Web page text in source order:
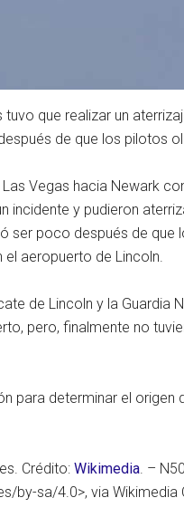
tuvo que realizar un
de que los pilotos
Vegas hacia Newark
incidente y pudieron
ser poco después de
el aeropuerto de Lincoln.
de Lincoln y la Guardia
pero, finalmente no
para determinar el origen
Crédito: Wikimedia. –
by-sa/4.0>, via Wikimedia